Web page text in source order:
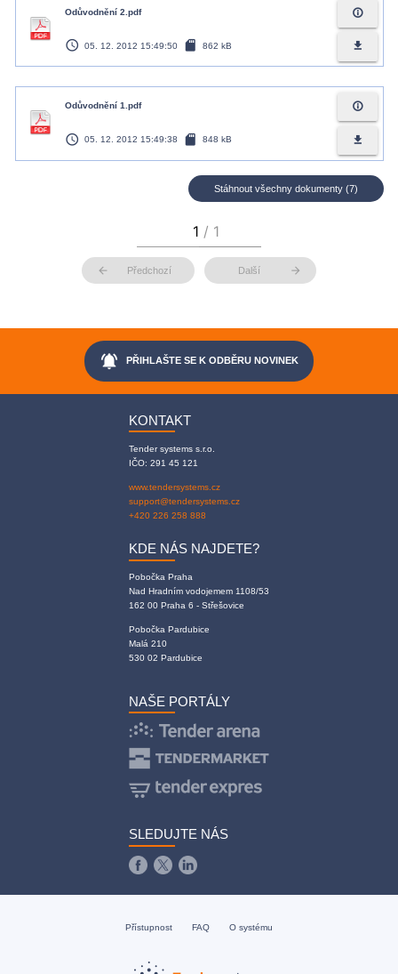
Odůvodnění 2.pdf
access_time 05. 12. 2012 15:49:50 sd_card 862 kB
info_outline
file_download
Odůvodnění 1.pdf
access_time 05. 12. 2012 15:49:38 sd_card 848 kB
info_outline
file_download
Stáhnout všechny dokumenty (7)
arrow_back Předchozí Další arrow_forward
notifications_active PŘIHLAŠTE SE K ODBĚRU NOVINEK
KONTAKT
Tender systems s.r.o.
IČO: 291 45 121
www.tendersystems.cz
support@tendersystems.cz
+420 226 258 888
KDE NÁS NAJDETE?
Pobočka Praha
Nad Hradním vodojemem 1108/53
162 00 Praha 6 - Střešovice
Pobočka Pardubice
Malá 210
530 02 Pardubice
NAŠE PORTÁLY
SLEDUJTE NÁS
Přístupnost FAQ O systému